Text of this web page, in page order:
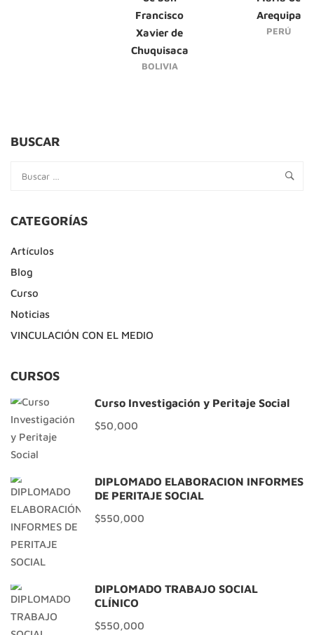
Francisco
Xavier de
Chuquisaca
BOLIVIA
Arequipa
PERÚ
BUSCAR
CATEGORÍAS
Artículos
Blog
Curso
Noticias
VINCULACIÓN CON EL MEDIO
CURSOS
Curso Investigación y Peritaje Social
$50,000
DIPLOMADO ELABORACIÓN INFORMES
DE PERITAJE SOCIAL
$550,000
DIPLOMADO TRABAJO SOCIAL
CLÍNICO
$550,000